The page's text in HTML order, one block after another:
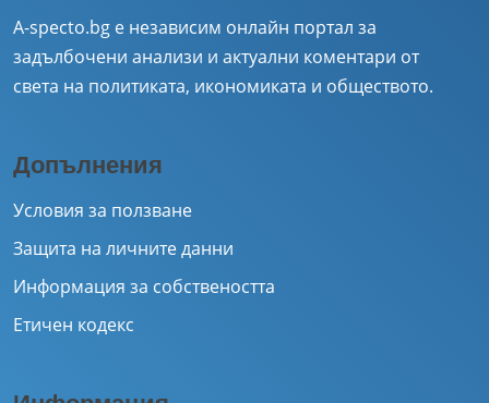
A-specto.bg е независим онлайн портал за
задълбочени анализи и актуални коментари от
света на политиката, икономиката и обществото.
Допълнения
Условия за ползване
Защита на личните данни
Информация за собствеността
Етичен кодекс